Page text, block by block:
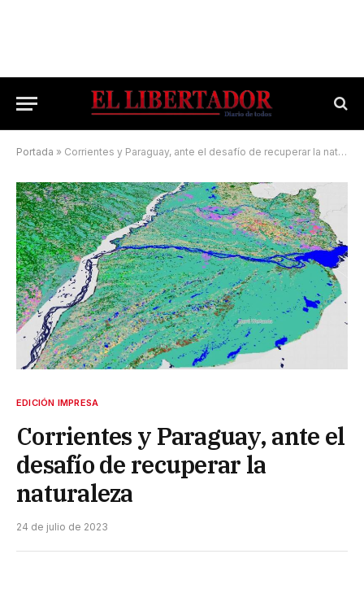
Portada » Corrientes y Paraguay, ante el desafío de recuperar la naturaleza
EDICIÓN IMPRESA
Corrientes y Paraguay, ante el
desafío de recuperar la
naturaleza
24 de julio de 2023